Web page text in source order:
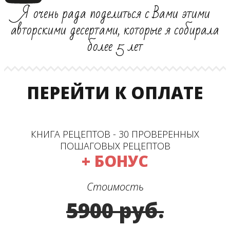
Я очень рада поделиться с Вами этими
авторскими десертами, которые я собирала
более 5 лет
ПЕРЕЙТИ К ОПЛАТЕ
КНИГА РЕЦЕПТОВ - 30 ПРОВЕРЕННЫХ
ПОШАГОВЫХ РЕЦЕПТОВ
+ БОНУС
Стоимость
5900 руб.